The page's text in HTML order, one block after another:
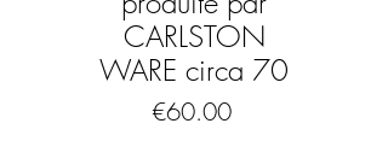
CARLSTON
WARE circa 70
€60.00Price